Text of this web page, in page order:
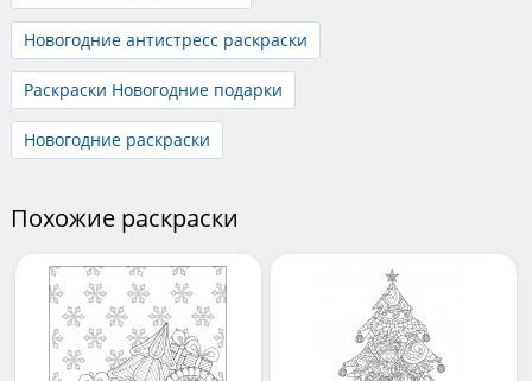
Новогодние антистресс раскраски
Раскраски Новогодние подарки
Новогодние раскраски
Похожие раскраски